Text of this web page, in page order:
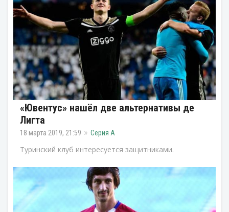
«Ювентус» нашёл две альтернативы де
Лигта
18 марта 2019, 21:59 Серия А
Туринский клуб интересуется защитниками.